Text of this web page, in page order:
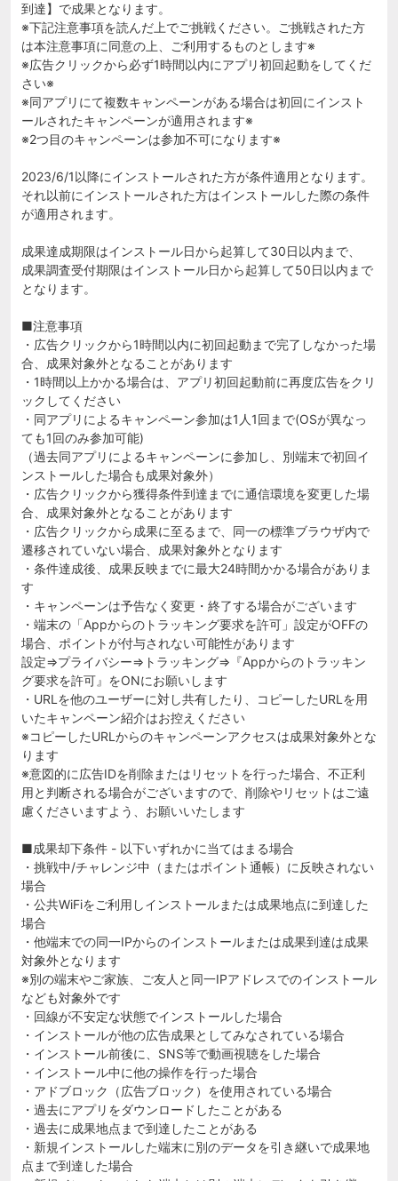
到達】で成果となります。
※下記注意事項を読んだ上でご挑戦ください。ご挑戦された方
は本注意事項に同意の上、ご利用するものとします※
※広告クリックから必ず1時間以内にアプリ初回起動をしてくだ
さい※
※同アプリにて複数キャンペーンがある場合は初回にインスト
ールされたキャンペーンが適用されます※
※2つ目のキャンペーンは参加不可になります※
2023/6/1以降にインストールされた方が条件適用となります。
それ以前にインストールされた方はインストールした際の条件
が適用されます。
成果達成期限はインストール日から起算して30日以内まで、
成果調査受付期限はインストール日から起算して50日以内まで
となります。
■注意事項
・広告クリックから1時間以内に初回起動まで完了しなかった場
合、成果対象外となることがあります
・1時間以上かかる場合は、アプリ初回起動前に再度広告をクリ
ックしてください
・同アプリによるキャンペーン参加は1人1回まで(OSが異なっ
ても1回のみ参加可能)
（過去同アプリによるキャンペーンに参加し、別端末で初回イ
ンストールした場合も成果対象外）
・広告クリックから獲得条件到達までに通信環境を変更した場
合、成果対象外となることがあります
・広告クリックから成果に至るまで、同一の標準ブラウザ内で
遷移されていない場合、成果対象外となります
・条件達成後、成果反映までに最大24時間かかる場合がありま
す
・キャンペーンは予告なく変更・終了する場合がございます
・端末の「Appからのトラッキング要求を許可」設定がOFFの
場合、ポイントが付与されない可能性があります
設定⇒プライバシー⇒トラッキング⇒『Appからのトラッキン
グ要求を許可』をONにお願いします
・URLを他のユーザーに対し共有したり、コピーしたURLを用
いたキャンペーン紹介はお控えください
※コピーしたURLからのキャンペーンアクセスは成果対象外とな
ります
※意図的に広告IDを削除またはリセットを行った場合、不正利
用と判断される場合がございますので、削除やリセットはご遠
慮くださいますよう、お願いいたします
■成果却下条件 - 以下いずれかに当てはまる場合
・挑戦中/チャレンジ中（またはポイント通帳）に反映されない
場合
・公共WiFiをご利用しインストールまたは成果地点に到達した
場合
・他端末での同一IPからのインストールまたは成果到達は成果
対象外となります
※別の端末やご家族、ご友人と同一IPアドレスでのインストール
なども対象外です
・回線が不安定な状態でインストールした場合
・インストールが他の広告成果としてみなされている場合
・インストール前後に、SNS等で動画視聴をした場合
・インストール中に他の操作を行った場合
・アドブロック（広告ブロック）を使用されている場合
・過去にアプリをダウンロードしたことがある
・過去に成果地点まで到達したことがある
・新規インストールした端末に別のデータを引き継いで成果地
点まで到達した場合